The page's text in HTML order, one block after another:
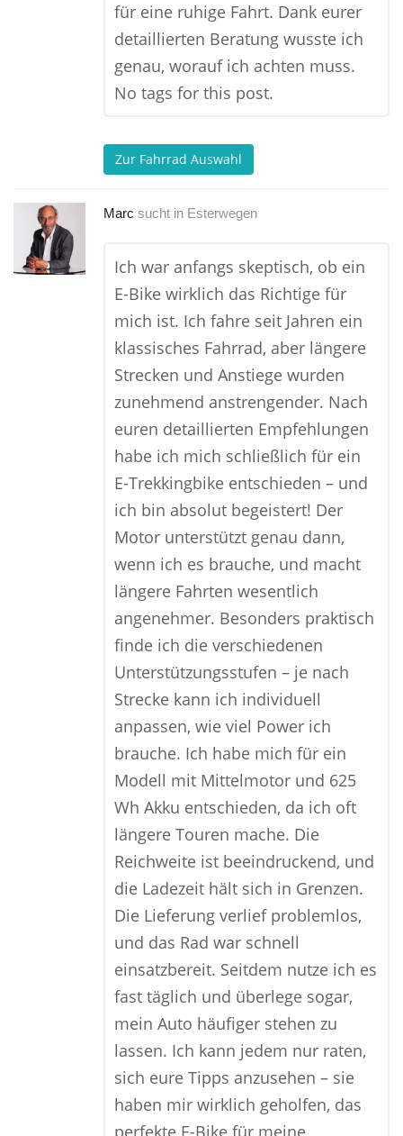
für eine ruhige Fahrt. Dank eurer
detaillierten Beratung wusste ich
genau, worauf ich achten muss.
No tags for this post.
Zur Fahrrad Auswahl
Marc sucht in Esterwegen
Ich war anfangs skeptisch, ob ein
E-Bike wirklich das Richtige für
mich ist. Ich fahre seit Jahren ein
klassisches Fahrrad, aber längere
Strecken und Anstiege wurden
zunehmend anstrengender. Nach
euren detaillierten Empfehlungen
habe ich mich schließlich für ein
E-Trekkingbike entschieden – und
ich bin absolut begeistert! Der
Motor unterstützt genau dann,
wenn ich es brauche, und macht
längere Fahrten wesentlich
angenehmer. Besonders praktisch
finde ich die verschiedenen
Unterstützungsstufen – je nach
Strecke kann ich individuell
anpassen, wie viel Power ich
brauche. Ich habe mich für ein
Modell mit Mittelmotor und 625
Wh Akku entschieden, da ich oft
längere Touren mache. Die
Reichweite ist beeindruckend, und
die Ladezeit hält sich in Grenzen.
Die Lieferung verlief problemlos,
und das Rad war schnell
einsatzbereit. Seitdem nutze ich es
fast täglich und überlege sogar,
mein Auto häufiger stehen zu
lassen. Ich kann jedem nur raten,
sich eure Tipps anzusehen – sie
haben mir wirklich geholfen, das
perfekte E-Bike für meine